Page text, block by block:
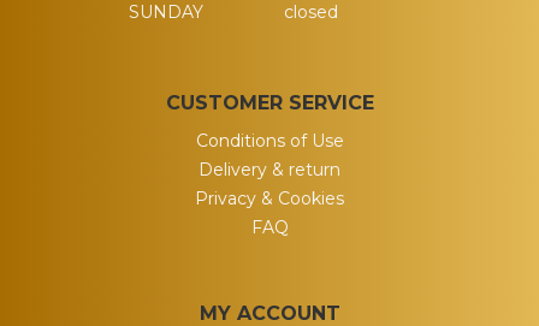
SUNDAY
closed
CUSTOMER SERVICE
Conditions of Use
Delivery & return
Privacy & Cookies
FAQ
MY ACCOUNT